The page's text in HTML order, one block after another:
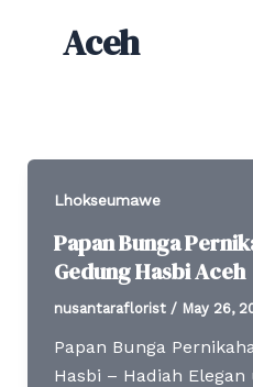
Aceh
Lhokseumawe
Papan Bunga
Gedung Hasbi Aceh
nusantaraflorist / May 26,
Papan Bunga
Hasbi – Hadiah